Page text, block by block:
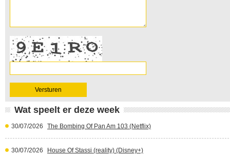
Wat speelt er deze week
30/07/2026 The Bombing Of Pan Am 103 (Netflix)
30/07/2026 House Of Stassi (reality) (Disney+)